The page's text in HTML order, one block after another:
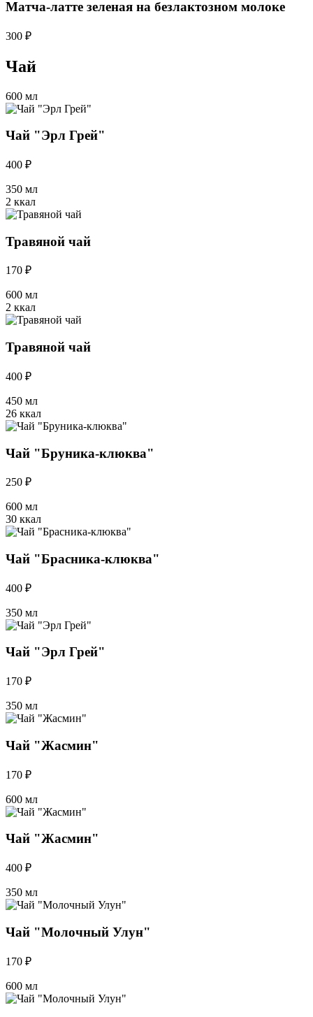
Матча-латте зеленая на безлактозном молоке
300 ₽
Чай
600 мл
Чай "Эрл Грей"
400 ₽
350 мл
2 ккал
Травяной чай
170 ₽
600 мл
2 ккал
Травяной чай
400 ₽
450 мл
26 ккал
Чай "Бруника-клюква"
250 ₽
600 мл
30 ккал
Чай "Брасника-клюква"
400 ₽
350 мл
Чай "Эрл Грей"
170 ₽
350 мл
Чай "Жасмин"
170 ₽
600 мл
Чай "Жасмин"
400 ₽
350 мл
Чай "Молочный Улун"
170 ₽
600 мл